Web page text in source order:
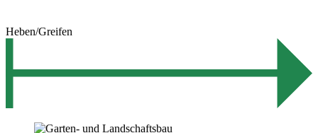
Heben/Greifen